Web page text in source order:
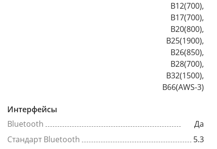
B12(700),
B17(700),
B20(800),
B25(1900),
B26(850),
B28(700),
B32(1500),
B66(AWS-3)
Интерфейсы
Bluetooth
Да
Стандарт Bluetooth
5.3